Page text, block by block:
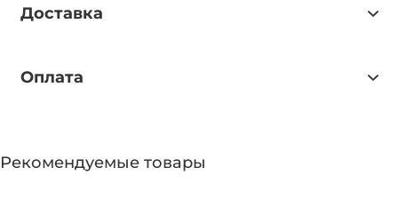
Доставка
Оплата
Рекомендуемые товары